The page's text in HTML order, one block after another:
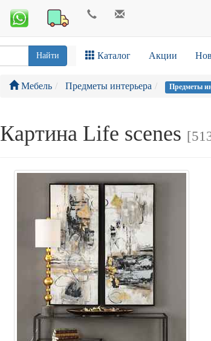
Найти Каталог Акции
Мебель Предметы интерьера Предметы
Картина Life scenes